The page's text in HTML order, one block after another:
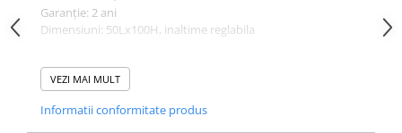
Garanție: 2 ani
Dimensiuni: 50Lx100H, inaltime reglabila
Aplicație:
Birou, living, camera copil, tavan.
VEZI MAI MULT
Informatii conformitate produs